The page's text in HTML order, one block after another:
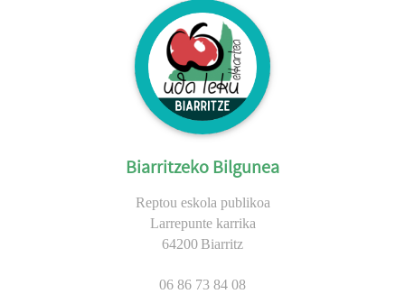
Biarritzeko Bilgunea
Reptou eskola publikoa
Larrepunte karrika
64200Biarritz
06 86 73 84 08